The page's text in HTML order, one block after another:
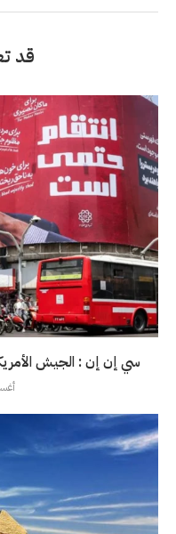
قد
سي إن إن : الجيش